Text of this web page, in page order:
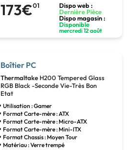
173€01
Dispo web :
Dernière Pièce
Dispo magasin :
Disponible
mercredi 12 août
Boîtier PC
Thermaltake H200 Tempered Glass
RGB Black -Seconde Vie-Très Bon
Etat
Utilisation : Gamer
Format Carte-mère : ATX
Format Carte-mère : Micro-ATX
Format Carte-mère : Mini-ITX
Format Chassis : Moyen Tour
Matériau : Verre trempé